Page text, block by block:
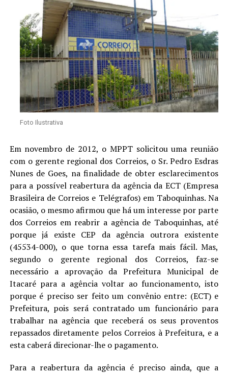
Foto Ilustrativa
Em novembro de 2012, o MPPT solicitou uma reunião
com o gerente regional dos Correios, o Sr. Pedro Esdras
Nunes de Goes, na finalidade de obter esclarecimentos
para a possível reabertura da agência da ECT (Empresa
Brasileira de Correios e Telégrafos) em Taboquinhas. Na
ocasião, o mesmo afirmou que há um interesse por parte
dos Correios em reabrir a agência de Taboquinhas, até
porque já existe CEP da agência outrora existente
(45534-000), o que torna essa tarefa mais fácil. Mas,
segundo o gerente regional dos Correios, faz-se
necessário a aprovação da Prefeitura Municipal de
Itacaré para a agência voltar ao funcionamento, isto
porque é preciso ser feito um convênio entre: (ECT) e
Prefeitura, pois será contratado um funcionário para
trabalhar na agência que receberá os seus proventos
repassados diretamente pelos Correios à Prefeitura, e a
esta caberá direcionar-lhe o pagamento.
Para a reabertura da agência é preciso ainda, que a